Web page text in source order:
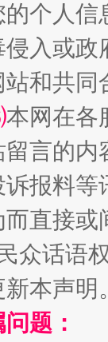
个人
入或
和共
本网在各
言的内
报料
直接
众话语
新本声明
题：